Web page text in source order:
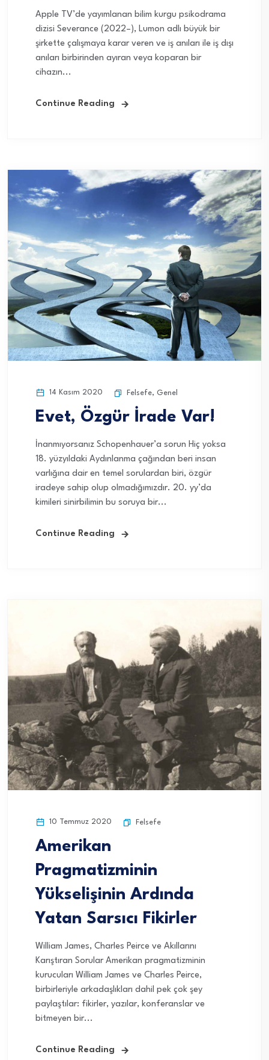
Apple TV’de yayımlanan bilim kurgu psikodrama
dizisi Severance (2022–), Lumon adlı büyük bir
şirkette çalışmaya karar veren ve iş anıları ile iş dışı
anıları birbirinden ayıran veya koparan bir
cihazın...
Continue Reading
14 Kasım 2020 Felsefe, Genel
Evet, Özgür İrade Var!
İnanmıyorsanız Schopenhauer’a sorun Hiç yoksa
18. yüzyıldaki Aydınlanma çağından beri insan
varlığına dair en temel sorulardan biri, özgür
iradeye sahip olup olmadığımızdır. 20. yy’da
kimileri sinirbilimin bu soruya bir...
Continue Reading
10 Temmuz 2020 Felsefe
Amerikan
Pragmatizminin
Yükselişinin Ardında
Yatan Sarsıcı Fikirler
William James, Charles Peirce ve Akıllarını
Karıştıran Sorular Amerikan pragmatizminin
kurucuları William James ve Charles Peirce,
birbirleriyle arkadaşlıkları dahil pek çok şey
paylaştılar: fikirler, yazılar, konferanslar ve
bitmeyen bir...
Continue Reading